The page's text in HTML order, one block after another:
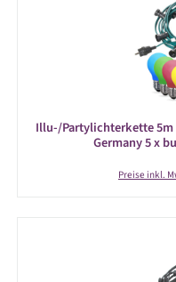
Illu-/Partylichterkette
Germany 5 x
Preise inkl.